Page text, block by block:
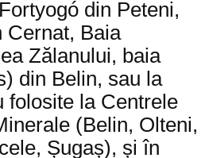
din Peteni,
Cernat, Baia
Zălanului, baia
din Belin, sau la
folosite la Centrele
(Belin, Olteni,
Șugaș), și în